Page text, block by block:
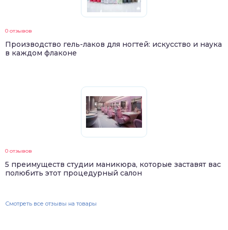
0 отзывов
Производство гель-лаков для ногтей: искусство и наука
в каждом флаконе
0 отзывов
5 преимуществ студии маникюра, которые заставят вас
полюбить этот процедурный салон
Смотреть все отзывы на товары